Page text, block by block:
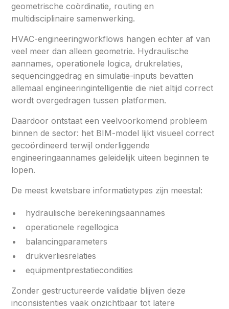
geometrische coördinatie, routing en
multidisciplinaire samenwerking.
HVAC-engineeringworkflows hangen echter af van
veel meer dan alleen geometrie. Hydraulische
aannames, operationele logica, drukrelaties,
sequencinggedrag en simulatie-inputs bevatten
allemaal engineeringintelligentie die niet altijd correct
wordt overgedragen tussen platformen.
Daardoor ontstaat een veelvoorkomend probleem
binnen de sector: het BIM-model lijkt visueel correct
gecoördineerd terwijl onderliggende
engineeringaannames geleidelijk uiteen beginnen te
lopen.
De meest kwetsbare informatietypes zijn meestal:
hydraulische berekeningsaannames
operationele regellogica
balancingparameters
drukverliesrelaties
equipmentprestatiecondities
Zonder gestructureerde validatie blijven deze
inconsistenties vaak onzichtbaar tot latere